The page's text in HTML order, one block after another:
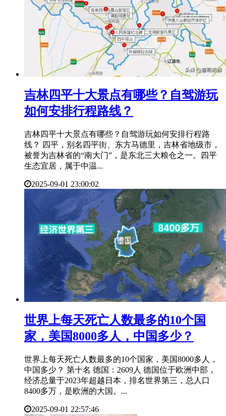
​吉林四平十大景点有哪些？自驾游玩
如何安排行程路线？
吉林四平十大景点有哪些？自驾游玩如何安排行程路
线？ 四平，别名四平街、东方马德里，吉林省地级市，
被誉为吉林省的“南大门”，是东北三大粮仓之一。四平
生态宜居，属于中温...
2025-09-01 23:00:02
​世界上每天死亡人数最多的10个国
家，美国8000多人，中国多少？
世界上每天死亡人数最多的10个国家，美国8000多人，
中国多少？ 第十名 德国：2609人 德国位于欧洲中部，
经济总量于2023年超越日本，排名世界第三，总人口
8400多万，是欧洲的大国。...
2025-09-01 22:57:46